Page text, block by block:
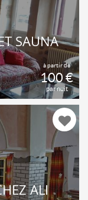
à partir de
100 €
par nuit
SAUNA
ALI